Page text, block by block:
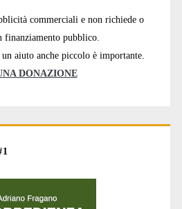
commerciali e non richiede o
finanziamento pubblico.
aiuto anche piccolo è importante.
DONAZIONE